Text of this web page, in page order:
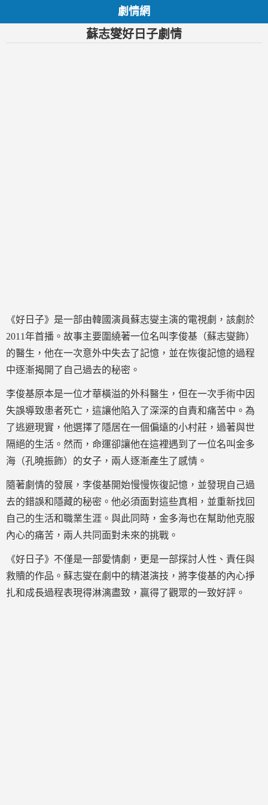
劇情網
蘇志燮好日子劇情
《好日子》是一部由韓國演員蘇志燮主演的電視劇，該劇於
2011年首播。故事主要圍繞著一位名叫李俊基（蘇志燮飾）
的醫生，他在一次意外中失去了記憶，並在恢復記憶的過程
中逐漸揭開了自己過去的秘密。
李俊基原本是一位才華橫溢的外科醫生，但在一次手術中因
失誤導致患者死亡，這讓他陷入了深深的自責和痛苦中。為
了逃避現實，他選擇了隱居在一個偏遠的小村莊，過著與世
隔絕的生活。然而，命運卻讓他在這裡遇到了一位名叫金多
海（孔曉振飾）的女子，兩人逐漸產生了感情。
隨著劇情的發展，李俊基開始慢慢恢復記憶，並發現自己過
去的錯誤和隱藏的秘密。他必須面對這些真相，並重新找回
自己的生活和職業生涯。與此同時，金多海也在幫助他克服
內心的痛苦，兩人共同面對未來的挑戰。
《好日子》不僅是一部愛情劇，更是一部探討人性、責任與
救贖的作品。蘇志燮在劇中的精湛演技，將李俊基的內心掙
扎和成長過程表現得淋漓盡致，贏得了觀眾的一致好評。